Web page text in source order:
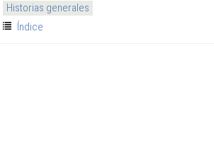
Historias generales
Índice